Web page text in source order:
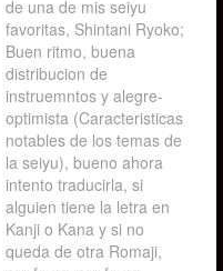
de una de mis seiyu
favoritas, Shintani Ryoko;
Buen ritmo, buena
distribucion de
instruemntos y alegre-
optimista (Caracteristicas
notables de los temas de
la seiyu), bueno ahora
intento traducirla, si
alguien tiene la letra en
Kanji o Kana y si no
queda de otra Romaji,